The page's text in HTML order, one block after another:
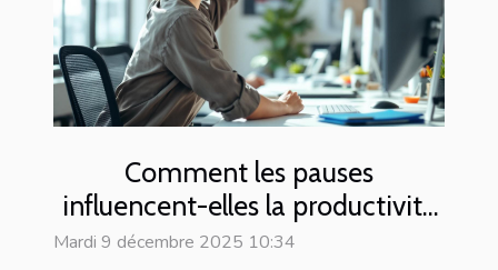
Comment les pauses
influencent-elles la productivité
au travail ?
Mardi 9 décembre 2025 10:34